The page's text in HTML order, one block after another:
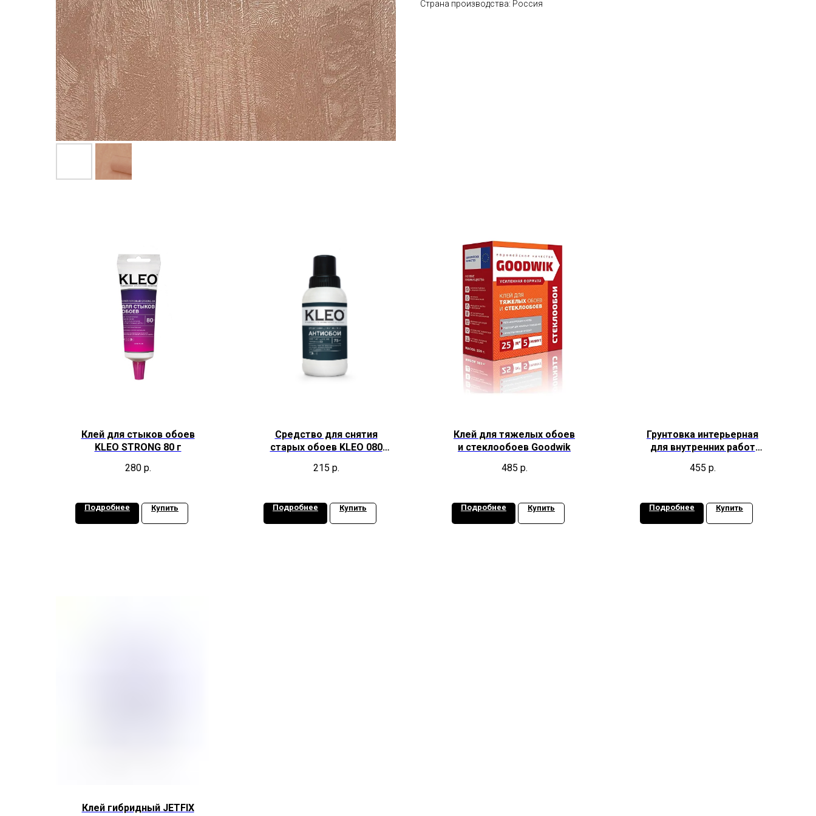
Страна производства: Россия
Клей для стыков обоев
KLEO STRONG 80 г
280 р.
Подробнее Купить
Средство для снятия
старых обоев KLEO 080
215 р.
Подробнее Купить
Клей для тяжелых обоев
и стеклообоев Goodwik
485 р.
Подробнее Купить
Грунтовка интерьерная
для внутренних работ
455 р.
Подробнее Купить
Клей гибридный JETFIX